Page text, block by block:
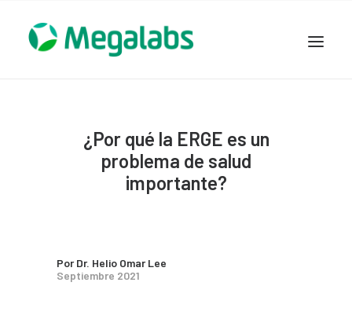
PRODUCTOS
ENTEREX
¿Por qué la ERGE es un
problema de salud
importante?
Por Dr. Helio Omar Lee
Septiembre 2021